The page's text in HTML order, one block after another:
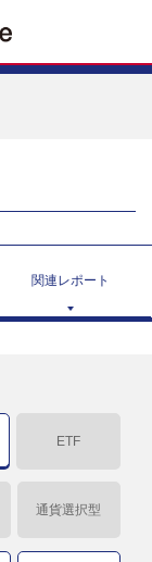
関連レポート
ETF
通貨選択型